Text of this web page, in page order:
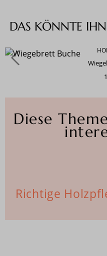
Produktgalerie
DAS KÖNNTE
Diese
Richtige